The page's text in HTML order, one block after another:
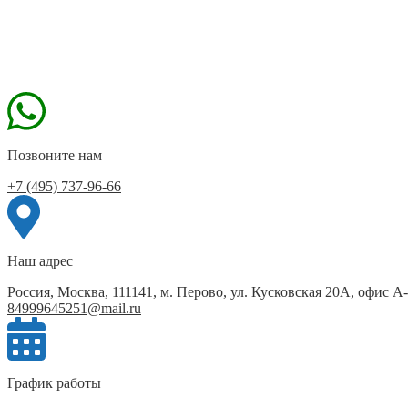
Позвоните нам
+7 (495) 737-96-66
Наш адрес
Россия, Москва, 111141, м. Перово, ул. Кусковская 20А, офис
84999645251@mail.ru
График работы